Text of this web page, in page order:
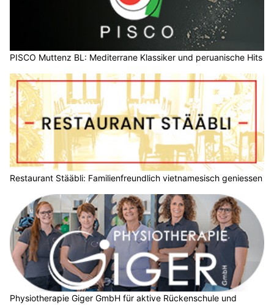
PISCO Muttenz BL: Mediterrane Klassiker und peruanische Hits
Restaurant Stääbli: Familienfreundlich vietnamesisch geniessen
Physiotherapie Giger GmbH für aktive Rückenschule und